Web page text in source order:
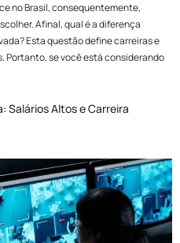
no Brasil, consequentemente,
Afinal, qual é a diferença
Esta questão define carreiras e
Portanto, se você está considerando
Salários Altos e Carreira